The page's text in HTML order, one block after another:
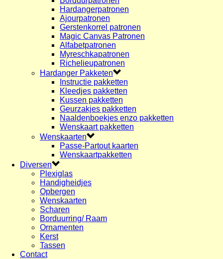
Hardangerpatronen
Ajourpatronen
Gerstenkorrel patronen
Magic Canvas Patronen
Alfabetpatronen
Myreschkapatronen
Richelieupatronen
Hardanger Pakketen
Instructie pakketten
Kleedjes pakketten
Kussen pakketten
Geurzakjes pakketten
Naaldenboekjes enzo pakketten
Wenskaart pakketten
Wenskaarten
Passe-Partout kaarten
Wenskaartpakketten
Diversen
Plexiglas
Handigheidjes
Opbergen
Wenskaarten
Scharen
Borduurring/ Raam
Ornamenten
Kerst
Tassen
Contact